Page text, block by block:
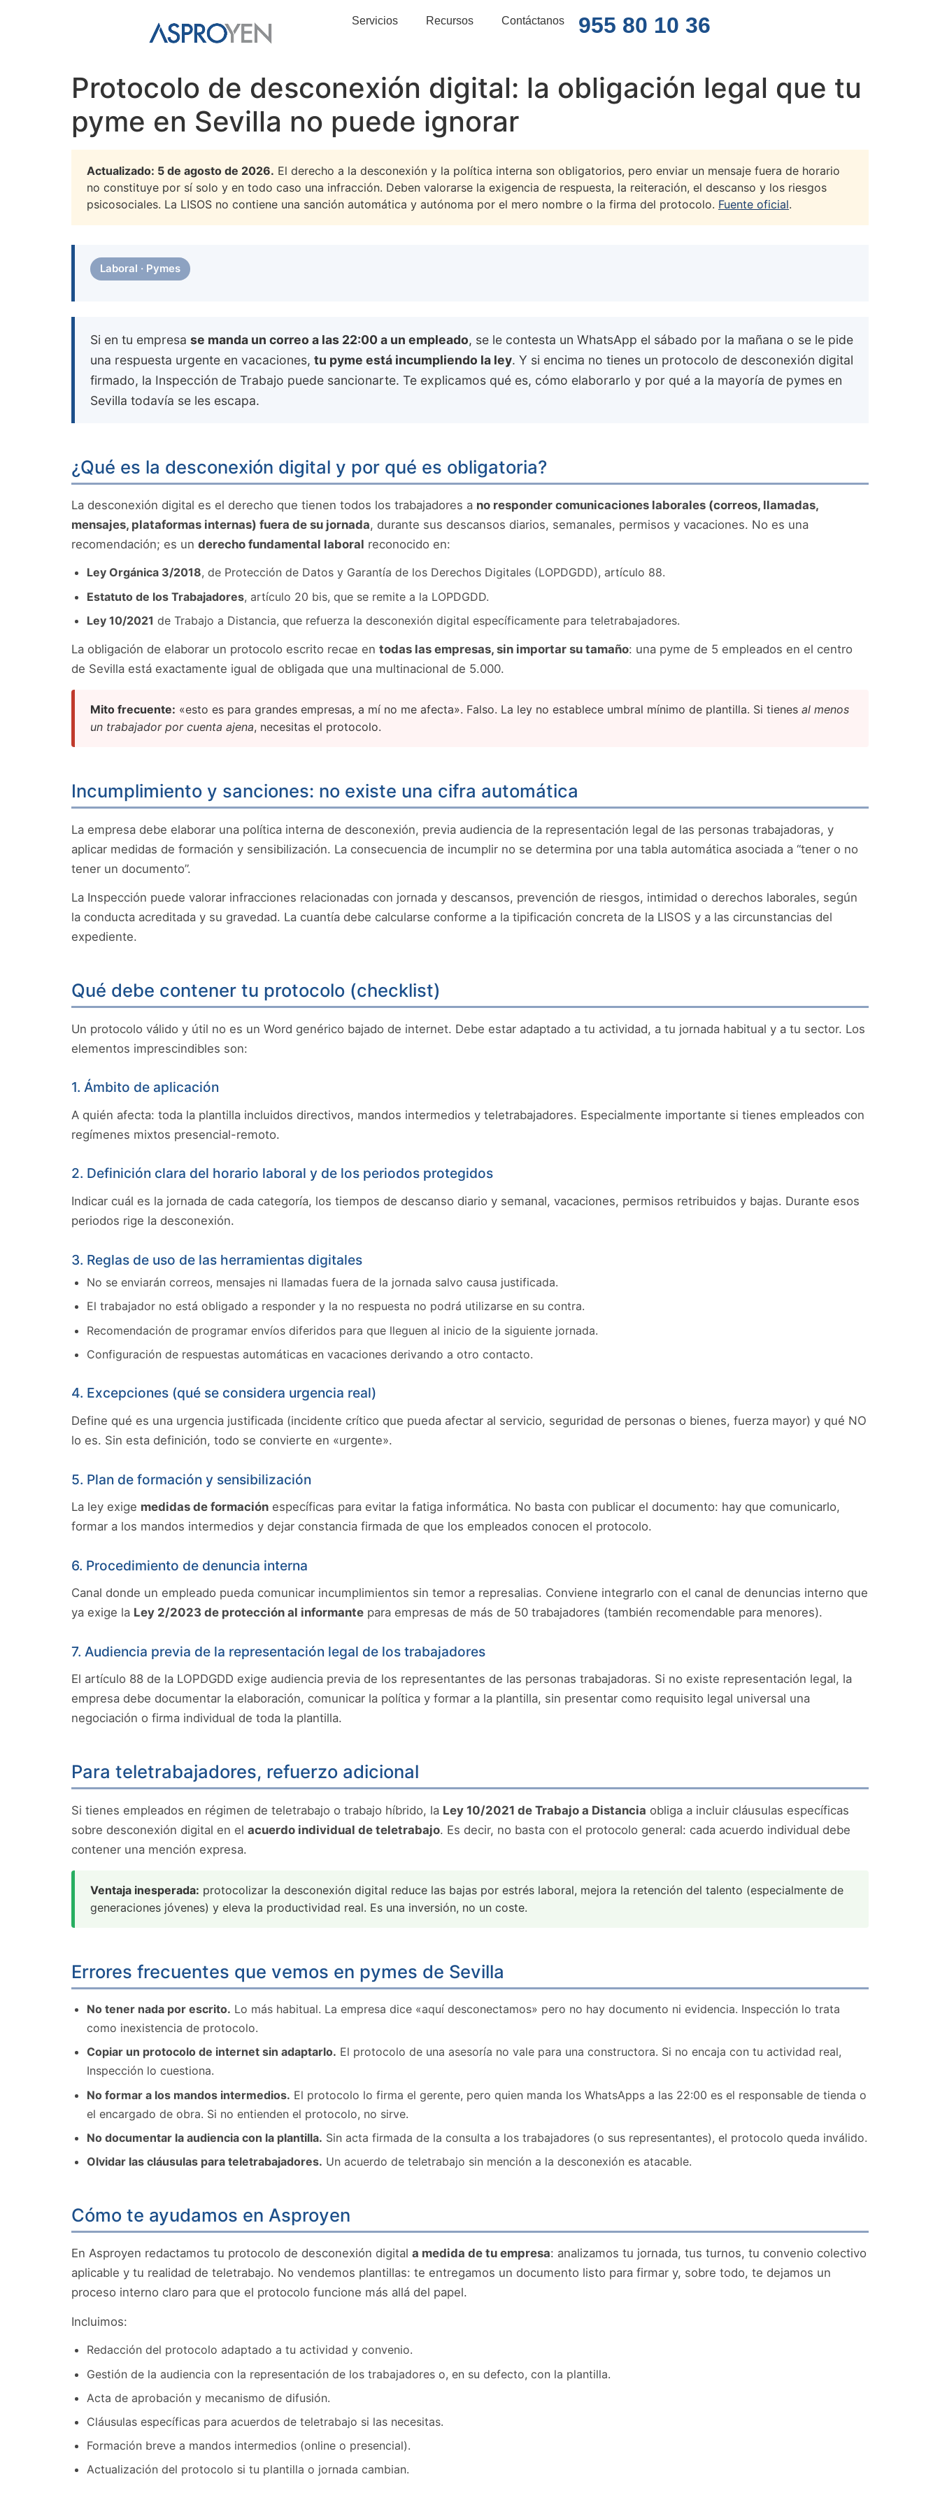
Servicios Recursos Contáctanos 955 80 10 36
Protocolo de desconexión digital: la obligación legal que tu
pyme en Sevilla no puede ignorar
Actualizado: 5 de agosto de 2026. El derecho a la desconexión y la política interna son obligatorios, pero enviar un mensaje fuera de horario
no constituye por sí solo y en todo caso una infracción. Deben valorarse la exigencia de respuesta, la reiteración, el descanso y los riesgos
psicosociales. La LISOS no contiene una sanción automática y autónoma por el mero nombre o la firma del protocolo. Fuente oficial.
Laboral · Pymes
Si en tu empresa se manda un correo a las 22:00 a un empleado, se le contesta un WhatsApp el sábado por la mañana o se le pide
una respuesta urgente en vacaciones, tu pyme está incumpliendo la ley. Y si encima no tienes un protocolo de desconexión digital
firmado, la Inspección de Trabajo puede sancionarte. Te explicamos qué es, cómo elaborarlo y por qué a la mayoría de pymes en
Sevilla todavía se les escapa.
¿Qué es la desconexión digital y por qué es obligatoria?
La desconexión digital es el derecho que tienen todos los trabajadores a no responder comunicaciones laborales (correos, llamadas,
mensajes, plataformas internas) fuera de su jornada, durante sus descansos diarios, semanales, permisos y vacaciones. No es una
recomendación; es un derecho fundamental laboral reconocido en:
Ley Orgánica 3/2018, de Protección de Datos y Garantía de los Derechos Digitales (LOPDGDD), artículo 88.
Estatuto de los Trabajadores, artículo 20 bis, que se remite a la LOPDGDD.
Ley 10/2021 de Trabajo a Distancia, que refuerza la desconexión digital específicamente para teletrabajadores.
La obligación de elaborar un protocolo escrito recae en todas las empresas, sin importar su tamaño: una pyme de 5 empleados en el centro
de Sevilla está exactamente igual de obligada que una multinacional de 5.000.
Mito frecuente: «esto es para grandes empresas, a mí no me afecta». Falso. La ley no establece umbral mínimo de plantilla. Si tienes al menos
un trabajador por cuenta ajena, necesitas el protocolo.
Incumplimiento y sanciones: no existe una cifra automática
La empresa debe elaborar una política interna de desconexión, previa audiencia de la representación legal de las personas trabajadoras, y
aplicar medidas de formación y sensibilización. La consecuencia de incumplir no se determina por una tabla automática asociada a “tener o no
tener un documento”.
La Inspección puede valorar infracciones relacionadas con jornada y descansos, prevención de riesgos, intimidad o derechos laborales, según
la conducta acreditada y su gravedad. La cuantía debe calcularse conforme a la tipificación concreta de la LISOS y a las circunstancias del
expediente.
Qué debe contener tu protocolo (checklist)
Un protocolo válido y útil no es un Word genérico bajado de internet. Debe estar adaptado a tu actividad, a tu jornada habitual y a tu sector. Los
elementos imprescindibles son:
1. Ámbito de aplicación
A quién afecta: toda la plantilla incluidos directivos, mandos intermedios y teletrabajadores. Especialmente importante si tienes empleados con
regímenes mixtos presencial-remoto.
2. Definición clara del horario laboral y de los periodos protegidos
Indicar cuál es la jornada de cada categoría, los tiempos de descanso diario y semanal, vacaciones, permisos retribuidos y bajas. Durante esos
periodos rige la desconexión.
3. Reglas de uso de las herramientas digitales
No se enviarán correos, mensajes ni llamadas fuera de la jornada salvo causa justificada.
El trabajador no está obligado a responder y la no respuesta no podrá utilizarse en su contra.
Recomendación de programar envíos diferidos para que lleguen al inicio de la siguiente jornada.
Configuración de respuestas automáticas en vacaciones derivando a otro contacto.
4. Excepciones (qué se considera urgencia real)
Define qué es una urgencia justificada (incidente crítico que pueda afectar al servicio, seguridad de personas o bienes, fuerza mayor) y qué NO
lo es. Sin esta definición, todo se convierte en «urgente».
5. Plan de formación y sensibilización
La ley exige medidas de formación específicas para evitar la fatiga informática. No basta con publicar el documento: hay que comunicarlo,
formar a los mandos intermedios y dejar constancia firmada de que los empleados conocen el protocolo.
6. Procedimiento de denuncia interna
Canal donde un empleado pueda comunicar incumplimientos sin temor a represalias. Conviene integrarlo con el canal de denuncias interno que
ya exige la Ley 2/2023 de protección al informante para empresas de más de 50 trabajadores (también recomendable para menores).
7. Audiencia previa de la representación legal de los trabajadores
El artículo 88 de la LOPDGDD exige audiencia previa de los representantes de las personas trabajadoras. Si no existe representación legal, la
empresa debe documentar la elaboración, comunicar la política y formar a la plantilla, sin presentar como requisito legal universal una
negociación o firma individual de toda la plantilla.
Para teletrabajadores, refuerzo adicional
Si tienes empleados en régimen de teletrabajo o trabajo híbrido, la Ley 10/2021 de Trabajo a Distancia obliga a incluir cláusulas específicas
sobre desconexión digital en el acuerdo individual de teletrabajo. Es decir, no basta con el protocolo general: cada acuerdo individual debe
contener una mención expresa.
Ventaja inesperada: protocolizar la desconexión digital reduce las bajas por estrés laboral, mejora la retención del talento (especialmente de
generaciones jóvenes) y eleva la productividad real. Es una inversión, no un coste.
Errores frecuentes que vemos en pymes de Sevilla
No tener nada por escrito. Lo más habitual. La empresa dice «aquí desconectamos» pero no hay documento ni evidencia. Inspección lo trata
como inexistencia de protocolo.
Copiar un protocolo de internet sin adaptarlo. El protocolo de una asesoría no vale para una constructora. Si no encaja con tu actividad real,
Inspección lo cuestiona.
No formar a los mandos intermedios. El protocolo lo firma el gerente, pero quien manda los WhatsApps a las 22:00 es el responsable de tienda o
el encargado de obra. Si no entienden el protocolo, no sirve.
No documentar la audiencia con la plantilla. Sin acta firmada de la consulta a los trabajadores (o sus representantes), el protocolo queda inválido.
Olvidar las cláusulas para teletrabajadores. Un acuerdo de teletrabajo sin mención a la desconexión es atacable.
Cómo te ayudamos en Asproyen
En Asproyen redactamos tu protocolo de desconexión digital a medida de tu empresa: analizamos tu jornada, tus turnos, tu convenio colectivo
aplicable y tu realidad de teletrabajo. No vendemos plantillas: te entregamos un documento listo para firmar y, sobre todo, te dejamos un
proceso interno claro para que el protocolo funcione más allá del papel.
Incluimos:
Redacción del protocolo adaptado a tu actividad y convenio.
Gestión de la audiencia con la representación de los trabajadores o, en su defecto, con la plantilla.
Acta de aprobación y mecanismo de difusión.
Cláusulas específicas para acuerdos de teletrabajo si las necesitas.
Formación breve a mandos intermedios (online o presencial).
Actualización del protocolo si tu plantilla o jornada cambian.